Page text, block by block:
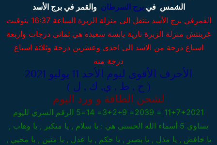
الشمس فيبرج السرطان والقمر في برج الأسد
القمرفي برج الأسد ينتقل الى منزلة الزبرة الساعة 16:37 بتوقيت
غرينتش منزلة الزبرة نارية يابسة سعيدة هي ثماني درجات واربعة
اسباع درجة من الاسد الى احدى وعشرين درجة وثلاثة اسباع
درجة منه
الأحرف الأقوى ليوم الأحد 11 يوليو 2021
( ح , ط , ي, ك , ل )
لشحن الطاقة و ورد اليوم
11+7+2021 = 2039= 3+2+9= 14=5 الرقم السري لليوم
يساوي 5 أسماء الله الحسنى هي : يا سلام , يا متكبر , يا وهاب ,
يا خافض , يا مذل , يا بصير , يا حكم , يا عدل , يا متين , يا محيي ,